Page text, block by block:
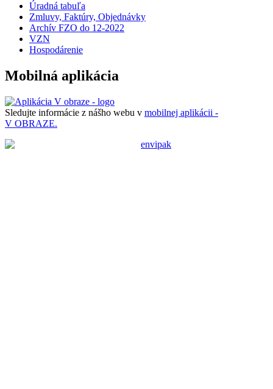
Úradná tabuľa
Zmluvy, Faktúry, Objednávky
Archív FZO do 12-2022
VZN
Hospodárenie
Mobilná aplikácia
Sledujte informácie z nášho webu v mobilnej aplikácii -
V OBRAZE.